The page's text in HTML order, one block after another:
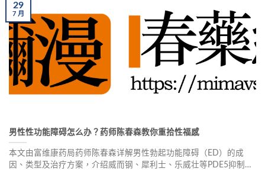
男性性功能障碍怎么办？药师陈春森教你重拾性福感
本文由富维康药局药师陈春森详解男性勃起功能障碍（ED）的成
因、类型及治疗方案，介绍威而钢、犀利士、乐威壮等PDE5抑制剂
29
7月